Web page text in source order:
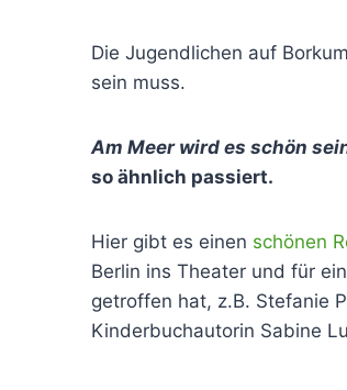
Die Jugendlichen auf
sein muss.
Am Meer wird es schön
so ähnlich passiert.
Hier gibt es einen schönen
Berlin ins Theater und für
getroffen hat, z.B. Stefanie
Kinderbuchautorin Sabine